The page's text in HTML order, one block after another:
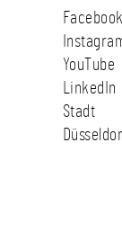
YouTube
LinkedIn
Stadt